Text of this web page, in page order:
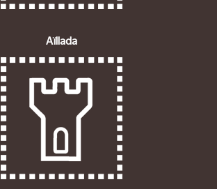
Aïllada